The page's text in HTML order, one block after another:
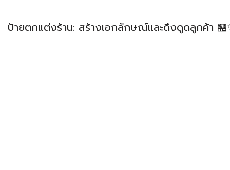
ป้ายตกแต่งร้าน: สร้างเอกลักษณ์และดึงดูดลูกค้า